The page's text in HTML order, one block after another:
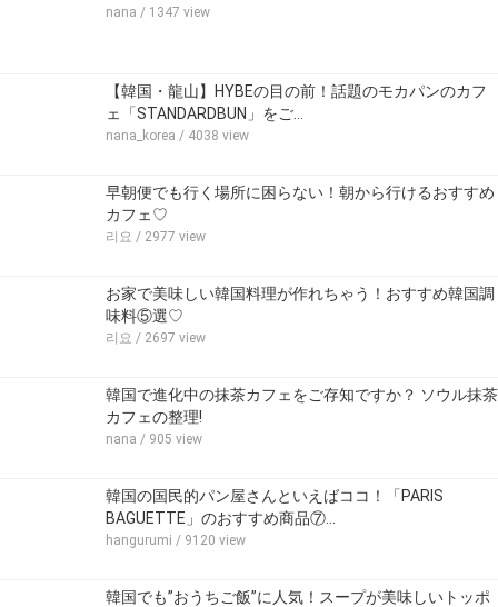
nana / 1347 view
【韓国・龍山】HYBEの目の前！話題のモカパンのカフ
ェ「STANDARDBUN」をご…
nana_korea / 4038 view
早朝便でも行く場所に困らない！朝から行けるおすすめ
カフェ♡
리요 / 2977 view
お家で美味しい韓国料理が作れちゃう！おすすめ韓国調
味料⑤選♡
리요 / 2697 view
韓国で進化中の抹茶カフェをご存知ですか？ ソウル抹茶
カフェの整理!
nana / 905 view
韓国の国民的パン屋さんといえばココ！「PARIS
BAGUETTE」のおすすめ商品⑦…
hangurumi / 9120 view
韓国でも”おうちご飯”に人気！スープが美味しいトッポ